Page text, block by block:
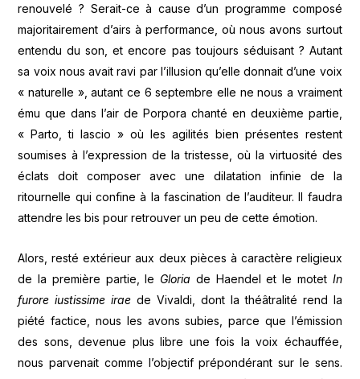
renouvelé ? Serait-ce à cause d’un programme composé
majoritairement d’airs à performance, où nous avons surtout
entendu du son, et encore pas toujours séduisant ? Autant
sa voix nous avait ravi par l’illusion qu’elle donnait d’une voix
« naturelle », autant ce 6 septembre elle ne nous a vraiment
ému que dans l’air de Porpora chanté en deuxième partie,
« Parto, ti lascio » où les agilités bien présentes restent
soumises à l’expression de la tristesse, où la virtuosité des
éclats doit composer avec une dilatation infinie de la
ritournelle qui confine à la fascination de l’auditeur. Il faudra
attendre les bis pour retrouver un peu de cette émotion.
Alors, resté extérieur aux deux pièces à caractère religieux
de la première partie, le Gloria de Haendel et le motet In
furore iustissime irae de Vivaldi, dont la théâtralité rend la
piété factice, nous les avons subies, parce que l’émission
des sons, devenue plus libre une fois la voix échauffée,
nous parvenait comme l’objectif prépondérant sur le sens.